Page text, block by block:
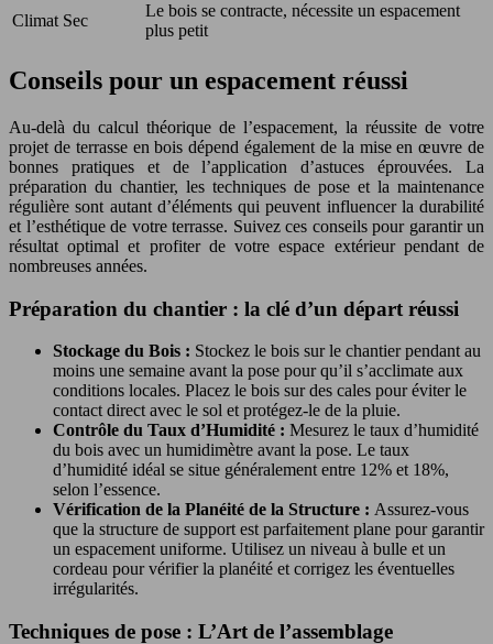
Climat Sec
Le bois se contracte, nécessite un espacement
plus petit
Conseils pour un espacement réussi
Au-delà du calcul théorique de l’espacement, la réussite de votre
projet de terrasse en bois dépend également de la mise en œuvre de
bonnes pratiques et de l’application d’astuces éprouvées. La
préparation du chantier, les techniques de pose et la maintenance
régulière sont autant d’éléments qui peuvent influencer la durabilité
et l’esthétique de votre terrasse. Suivez ces conseils pour garantir un
résultat optimal et profiter de votre espace extérieur pendant de
nombreuses années.
Préparation du chantier : la clé d’un départ réussi
Stockage du Bois : Stockez le bois sur le chantier pendant au
moins une semaine avant la pose pour qu’il s’acclimate aux
conditions locales. Placez le bois sur des cales pour éviter le
contact direct avec le sol et protégez-le de la pluie.
Contrôle du Taux d’Humidité : Mesurez le taux d’humidité
du bois avec un humidimètre avant la pose. Le taux
d’humidité idéal se situe généralement entre 12% et 18%,
selon l’essence.
Vérification de la Planéité de la Structure : Assurez-vous
que la structure de support est parfaitement plane pour garantir
un espacement uniforme. Utilisez un niveau à bulle et un
cordeau pour vérifier la planéité et corrigez les éventuelles
irrégularités.
Techniques de pose : L’Art de l’assemblage